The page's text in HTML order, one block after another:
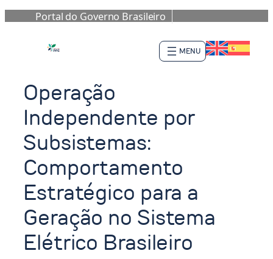
Portal do Governo Brasileiro
para
o
Operação
Independente por
Subsistemas:
Comportamento
Estratégico para a
Geração no Sistema
Elétrico Brasileiro